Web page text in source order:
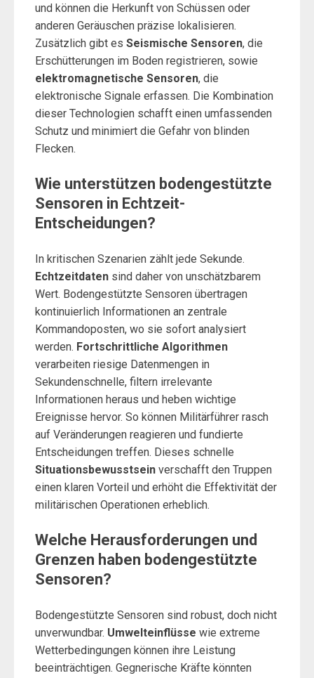
und können die Herkunft von Schüssen oder
anderen Geräuschen präzise lokalisieren.
Zusätzlich gibt es Seismische Sensoren, die
Erschütterungen im Boden registrieren, sowie
elektromagnetische Sensoren, die
elektronische Signale erfassen. Die Kombination
dieser Technologien schafft einen umfassenden
Schutz und minimiert die Gefahr von blinden
Flecken.
Wie unterstützen bodengestützte
Sensoren in Echtzeit-
Entscheidungen?
In kritischen Szenarien zählt jede Sekunde.
Echtzeitdaten sind daher von unschätzbarem
Wert. Bodengestützte Sensoren übertragen
kontinuierlich Informationen an zentrale
Kommandoposten, wo sie sofort analysiert
werden. Fortschrittliche Algorithmen
verarbeiten riesige Datenmengen in
Sekundenschnelle, filtern irrelevante
Informationen heraus und heben wichtige
Ereignisse hervor. So können Militärführer rasch
auf Veränderungen reagieren und fundierte
Entscheidungen treffen. Dieses schnelle
Situationsbewusstsein verschafft den Truppen
einen klaren Vorteil und erhöht die Effektivität der
militärischen Operationen erheblich.
Welche Herausforderungen und
Grenzen haben bodengestützte
Sensoren?
Bodengestützte Sensoren sind robust, doch nicht
unverwundbar. Umwelteinflüsse wie extreme
Wetterbedingungen können ihre Leistung
beeinträchtigen. Gegnerische Kräfte könnten